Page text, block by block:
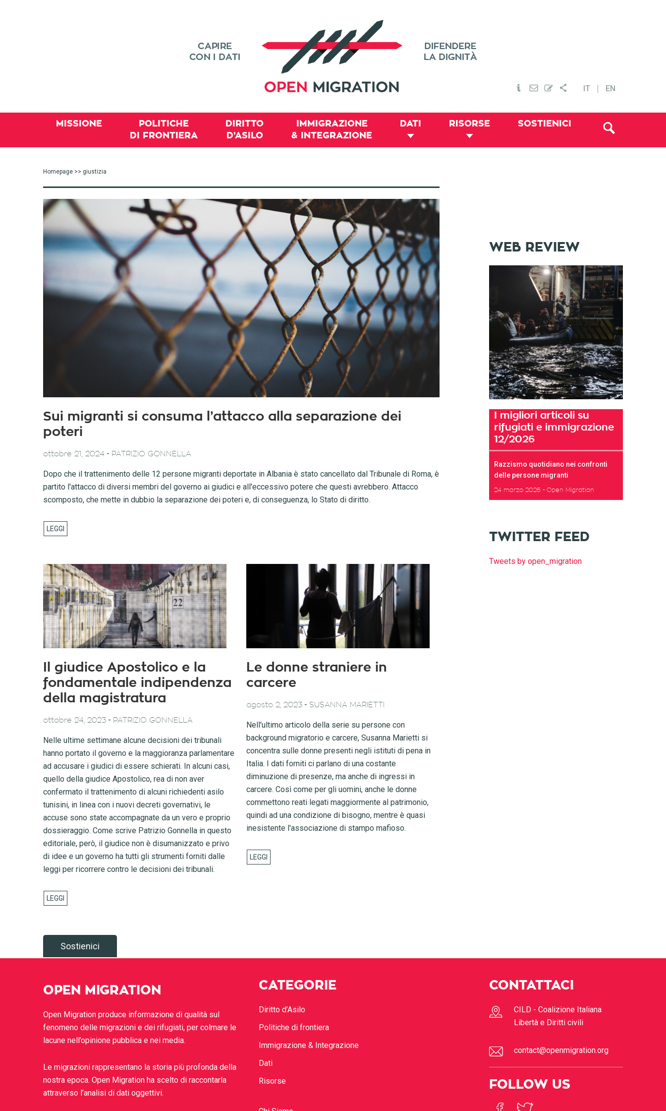
IT EN
MISSIONE
POLITICHE
DI FRONTIERA
DIRITTO
D’ASILO
IMMIGRAZIONE
& INTEGRAZIONE
DATI RISORSE SOSTIENICI
Homepage >> giustizia
Sui migranti si consuma l’attacco alla separazione dei
poteri
ottobre 21, 2024 - PATRIZIO GONNELLA
Dopo che il trattenimento delle 12 persone migranti deportate in Albania è stato cancellato dal Tribunale di Roma, è
partito l'attacco di diversi membri del governo ai giudici e all'eccessivo potere che questi avrebbero. Attacco
scomposto, che mette in dubbio la separazione dei poteri e, di conseguenza, lo Stato di diritto.
Il giudice Apostolico e la
fondamentale indipendenza
della magistratura
ottobre 24, 2023 - PATRIZIO GONNELLA
Nelle ultime settimane alcune decisioni dei tribunali
hanno portato il governo e la maggioranza parlamentare
ad accusare i giudici di essere schierati. In alcuni casi,
quello della giudice Apostolico, rea di non aver
confermato il trattenimento di alcuni richiedenti asilo
tunisini, in linea con i nuovi decreti governativi, le
accuse sono state accompagnate da un vero e proprio
dossieraggio. Come scrive Patrizio Gonnella in questo
editoriale, però, il giudice non è disumanizzato e privo
di idee e un governo ha tutti gli strumenti forniti dalle
leggi per ricorrere contro le decisioni dei tribunali.
Le donne straniere in
carcere
agosto 2, 2023 - SUSANNA MARIETTI
Nell'ultimo articolo della serie su persone con
background migratorio e carcere, Susanna Marietti si
concentra sulle donne presenti negli istituti di pena in
Italia. I dati forniti ci parlano di una costante
diminuzione di presenze, ma anche di ingressi in
carcere. Così come per gli uomini, anche le donne
commettono reati legati maggiormente al patrimonio,
quindi ad una condizione di bisogno, mentre è quasi
inesistente l'associazione di stampo mafioso.
WEB REVIEW
I migliori articoli su
rifugiati e immigrazione
12/2026
Razzismo quotidiano nei confronti
delle persone migranti
24 marzo 2026 Open Migration
TWITTER FEED
Tweets by open_migration
Sostienici
OPEN MIGRATION
Open Migration produce informazione di qualità sul
fenomeno delle migrazioni e dei rifugiati, per colmare le
lacune nell’opinione pubblica e nei media.
Le migrazioni rappresentano la storia più profonda della
nostra epoca. Open Migration ha scelto di raccontarla
attraverso l’analisi di dati oggettivi.
CATEGORIE
Diritto d’Asilo
Politiche di frontiera
Immigrazione & Integrazione
Dati
Risorse
CONTATTACI
CILD - Coalizione Italiana
Libertà e Diritti civili
contact@openmigration.org
FOLLOW US